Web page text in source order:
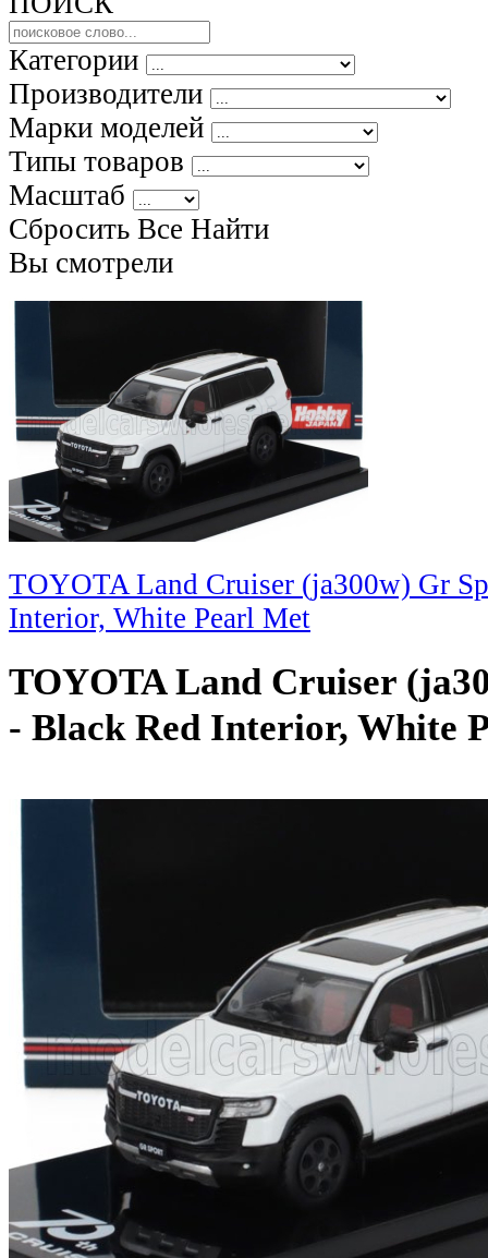
Категории
Производители
Марки моделей
Типы товаров
Масштаб
Сбросить Все Найти
Вы смотрели
TOYOTA Land Cruiser (ja300w) Gr
Interior, White Pearl Met
TOYOTA Land Cruiser
- Black Red Interior, White